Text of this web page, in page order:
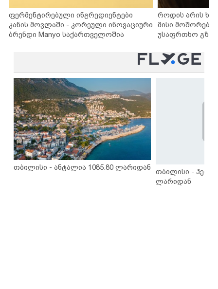
ფერმენტირებული ინგრედიენტები
კანის მოვლაში - კორეული ინოვაციური
ბრენდი Manyo საქართველოშია
როდის არის
მისი
უსაფრთხო
თბილისი - ანტალია 1085.80 ლარიდან
თბილისი -
ლარიდან